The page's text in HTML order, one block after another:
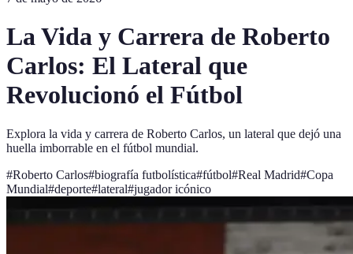
La Vida y Carrera de Roberto
Carlos: El Lateral que
Revolucionó el Fútbol
Explora la vida y carrera de Roberto Carlos, un lateral que dejó una
huella imborrable en el fútbol mundial.
#Roberto Carlos#biografía futbolística#fútbol#Real Madrid#Copa
Mundial#deporte#lateral#jugador icónico